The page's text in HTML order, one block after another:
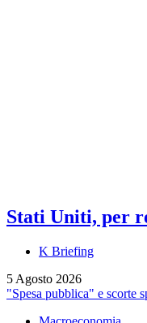
Stati Uniti, per
K Briefing
5 Agosto 2026
"Spesa pubblica" e scorte